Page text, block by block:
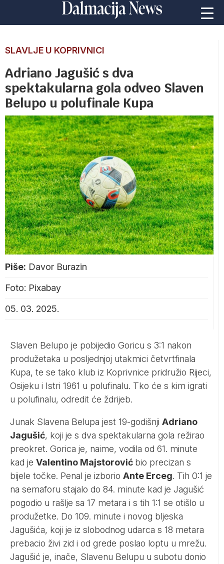
SLAVLJE U KOPRIVNICI
Adriano Jagušić s dva
spektakularna gola odveo Slaven
Belupo u polufinale Kupa
Piše: Davor Burazin
Foto: Pixabay
05. 03. 2025.
Slaven Belupo je pobijedio Goricu s 3:1 nakon
produžetaka u posljednjoj utakmici četvrtfinala
Kupa, te se tako klub iz Koprivnice pridružio Rijeci,
Osijeku i Istri 1961 u polufinalu. Tko će s kim igrati
u polufinalu, odredit će ždrijeb.
Junak Slavena Belupa jest 19-godišnji Adriano
Jagušić, koji je s dva spektakularna gola režirao
preokret. Gorica je, naime, vodila od 61. minute
kad je Valentino Majstorović bio precizan s
bijele točke. Penal je izborio Ante Erceg. Tih 0:1 je
na semaforu stajalo do 84. minute kad je Jagušić
pogodio u rašlje sa 17 metara i s tih 1:1 se otišlo u
produžetke. Do 109. minute i novog bljeska
Jagušića, koji je iz slobodnog udarca s 18 metara
prebacio živi zid i od grede poslao loptu u mrežu.
Jagušić je, inače, Slavenu Belupu u subotu donio